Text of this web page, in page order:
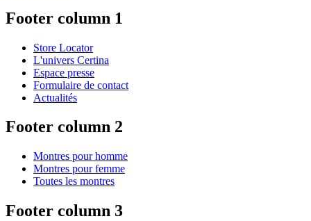
Footer column 1
Store Locator
L'univers Certina
Espace presse
Formulaire de contact
Actualités
Footer column 2
Montres pour homme
Montres pour femme
Toutes les montres
Footer column 3